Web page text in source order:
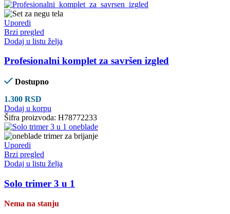
Uporedi
Brzi pregled
Dodaj u listu želja
Profesionalni komplet za savršen izgled
Dostupno
1.300 RSD
Dodaj u korpu
Šifra proizvoda: H78772233
Uporedi
Brzi pregled
Dodaj u listu želja
Solo trimer 3 u 1
Nema na stanju